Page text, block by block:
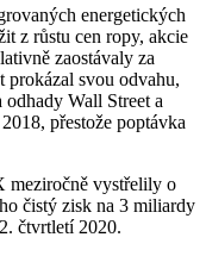
energetických
z růstu cen ropy, akcie
zaostávaly za
prokázal svou odvahu,
Wall Street a
přestože poptávka
meziročně vystřelily o
čistý zisk na 3 miliardy
čtvrtletí 2020.